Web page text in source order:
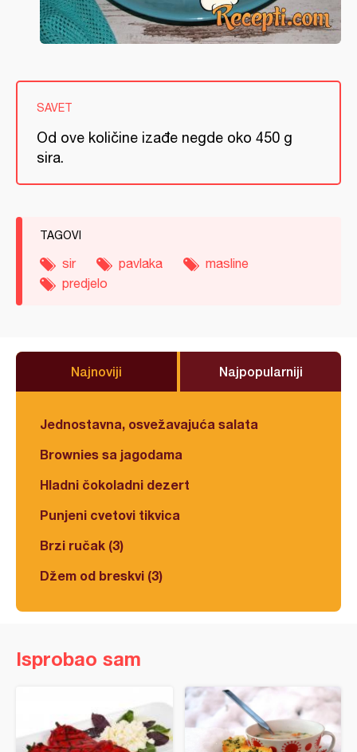
SAVET
Od ove količine izađe negde oko 450 g
sira.
TAGOVI
sir pavlaka
masline
predjelo
Najnoviji Najpopularniji
Jednostavna, osvežavajuća salata
Brownies sa jagodama
Hladni čokoladni dezert
Punjeni cvetovi tikvica
Brzi ručak (3)
Džem od breskvi (3)
Isprobao sam